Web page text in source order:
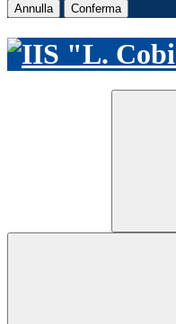
Annulla Conferma